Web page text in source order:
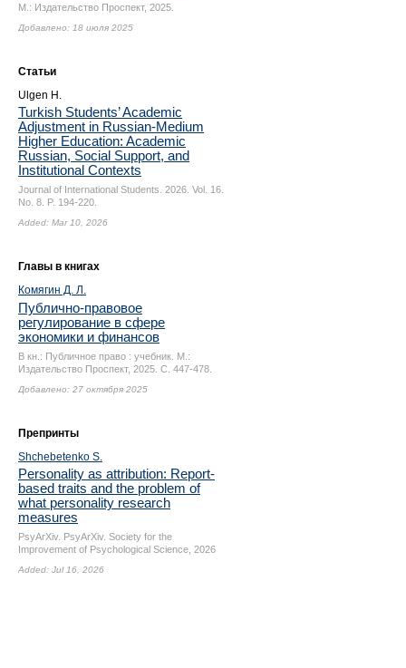
М.: Издательство Проспект, 2025.
Добавлено: 18 июля 2025
Статьи
Ulgen H.
Turkish Students’ Academic
Adjustment in Russian-Medium
Higher Education: Academic
Russian, Social Support, and
Institutional Contexts
Journal of International Students. 2026. Vol. 16.
No. 8. P. 194-220.
Added: Mar 10, 2026
Главы в книгах
Комягин Д. Л.
Публично-правовое
регулирование в сфере
экономики и финансов
В кн.: Публичное право : учебник. М.:
Издательство Проспект, 2025. С. 447-478.
Добавлено: 27 октября 2025
Препринты
Shchebetenko S.
Personality as attribution: Report-
based traits and the problem of
what personality research
measures
PsyArXiv. PsyArXiv. Society for the
Improvement of Psychological Science, 2026
Added: Jul 16, 2026